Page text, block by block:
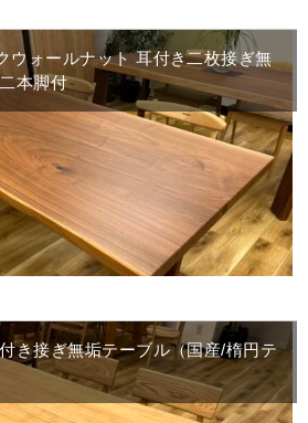
ウォールナット 耳付き二枚接ぎ無
本脚付
き接ぎ無垢テーブル（国産/楕円テ